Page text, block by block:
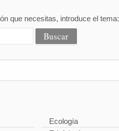
que necesitas, introduce el tema:
Ecología